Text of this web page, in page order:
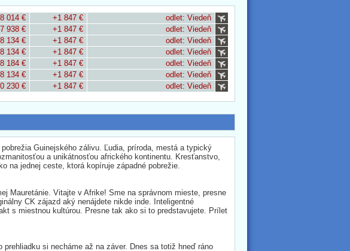
8 014 € +1 847 €
odlet: Viedeň
7 938 € +1 847 €
odlet: Viedeň
8 134 € +1 847 €
odlet: Viedeň
8 134 € +1 847 €
odlet: Viedeň
8 184 € +1 847 €
odlet: Viedeň
8 134 € +1 847 €
odlet: Viedeň
230 € +1 847 € odlet: Viedeň
Guinejského zálivu. Ľudia, príroda, mestá a typický
a unikátnosťou afrického kontinentu. Kresťanstvo,
na jednej ceste, ktorá kopíruje západné pobrežie.
Mauretánie. Vitajte v Afrike! Sme na správnom mieste, presne
CK zájazd aký nenájdete nikde inde. Inteligentné
s miestnou kultúrou. Presne tak ako si to predstavujete. Prílet
si necháme až na záver. Dnes sa totiž hneď ráno